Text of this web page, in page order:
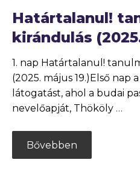
Határtalanul!
kirándulás
1. nap Határtalanul!
(2025. május 19.)Első
látogatást, ahol a budai
nevelőapját, Thököly …
Bővebben